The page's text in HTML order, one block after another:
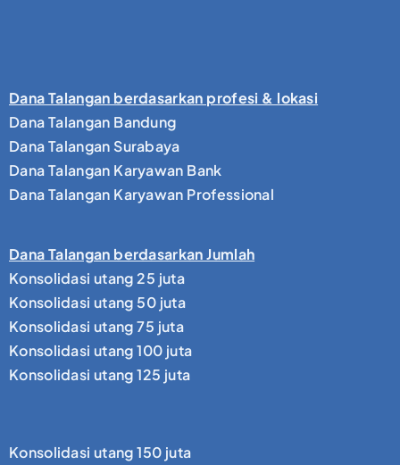
Dana Talangan berdasarkan profesi & lokasi
Dana Talangan Bandung
Dana Talangan Surabaya
Dana Talangan Karyawan Bank
Dana Talangan Karyawan Professional
Dana Talangan berdasarkan Jumlah
Konsolidasi utang 25 juta
Konsolidasi utang 50 juta
Konsolidasi utang 75 juta
Konsolidasi utang 100 juta
Konsolidasi utang 125 juta
Konsolidasi utang 150 juta